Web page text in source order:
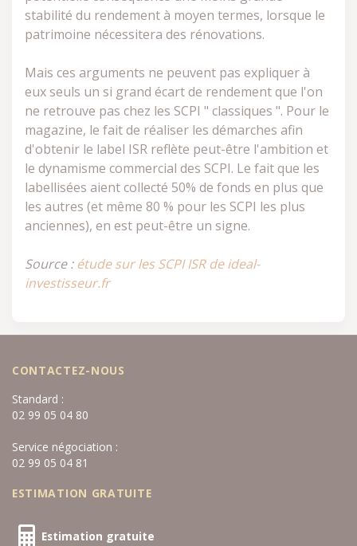
stabilité du rendement à moyen termes, lorsque le
patrimoine nécessitera des rénovations.
Mais ces arguments ne peuvent pas expliquer à
eux seuls un si grand écart de rendement que l'on
ne retrouve pas chez les SCPI " classiques ". Pour le
magazine, le fait de réaliser les démarches afin
d'obtenir le label ISR reflète peut-être l'ambition et
le dynamisme commercial des SCPI. Le fait que les
labellisées aient collecté 50% de fonds en plus que
les autres (et même 80 % pour les SCPI les plus
anciennes), en est peut-être un signe.
Source : étude sur les SCPI ISR de ideal-
investisseur.fr
CONTACTEZ-NOUS
Standard :
02 99 05 04 80
Service négociation :
02 99 05 04 81
ESTIMATION GRATUITE
Estimation gratuite